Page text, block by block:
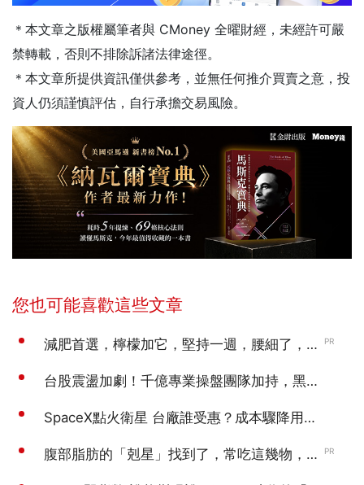
＊本文章之版權屬筆者與 CMoney 全曜財經，未經許可嚴
禁轉載，否則不排除訴諸法律途徑。
＊本文章所提供資訊僅供參考，並無任何推介買賣之意，投
資人仍須謹慎評估，自行承擔交易風險。